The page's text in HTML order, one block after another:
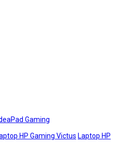
Gaming
HP Gaming Victus Laptop HP